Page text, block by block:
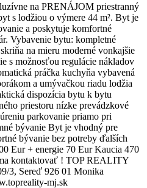
na PRENÁJOM priestranný
s lodžiou o výmere 44 m². Byt je
a poskytuje komfortné
Vybavenie bytu: kompletné
na mieru moderné vonkajšie
s možnosťou regulácie nákladov
práčka kuchyňa vybavená
a umývačkou riadu lodžia
dispozícia bytu k bytu
priestoru nízke prevádzkové
parkovanie priamo pri
bývanie Byt je vhodný pre
bývanie bez potreby ďalších
Eur + energie 70 Eur Kaucia 470
kontaktovať ! TOP REALITY
3, Sereď 926 01 Monika
mj.sk